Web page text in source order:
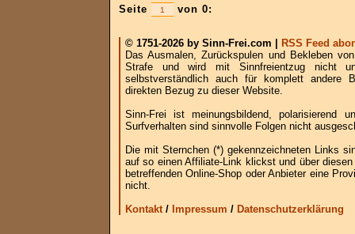
Seite von 0:
© 1751-2026 by Sinn-Frei.com |
RSS Feed
Das Ausmalen, Zurückspulen und Bekleben
Strafe und wird mit Sinnfreientzug nicht
selbstverständlich auch für komplett andere
direkten Bezug zu dieser Website.
Sinn-Frei ist meinungsbildend, polarisierend
Surfverhalten sind sinnvolle Folgen nicht
Die mit Sternchen (*) gekennzeichneten Links
auf so einen Affiliate-Link klickst und über
betreffenden Online-Shop oder Anbieter eine
nicht.
Kontakt/ Impressum / Datenschutzerklärung